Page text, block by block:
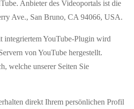
Anbieter des Videoportals ist die
Ave., San Bruno, CA 94066, USA.
integriertem YouTube-Plugin wird
von YouTube hergestellt.
welche unserer Seiten Sie
direkt Ihrem persönlichen Profil